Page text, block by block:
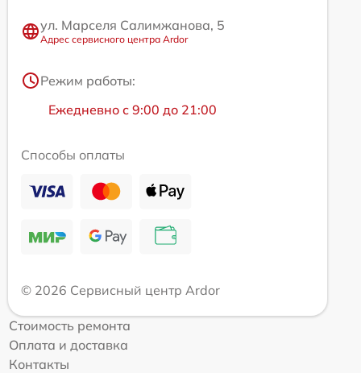
ул. Марселя Салимжанова, 5
Адрес сервисного центра Ardor
Режим работы:
Ежедневно с 9:00 до 21:00
Способы оплаты
© 2026 Сервисный центр Ardor
Стоимость ремонта
Оплата и доставка
Контакты